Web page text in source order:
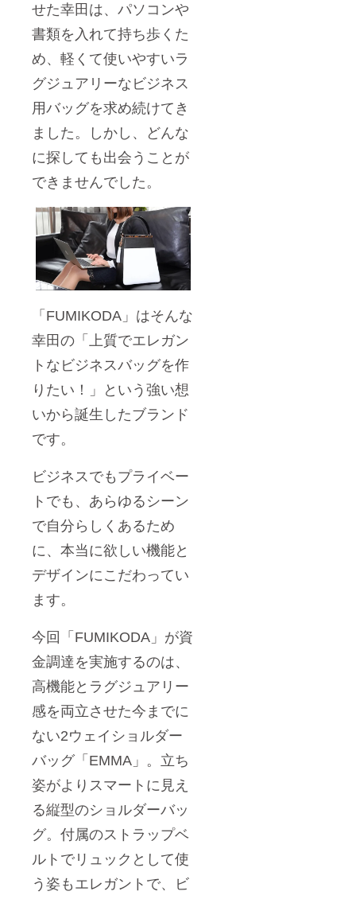
せた幸田は、パソコンや
書類を入れて持ち歩くた
め、軽くて使いやすいラ
グジュアリーなビジネス
用バッグを求め続けてき
ました。しかし、どんな
に探しても出会うことが
できませんでした。
「FUMIKODA」はそんな
幸田の「上質でエレガン
トなビジネスバッグを作
りたい！」という強い想
いから誕生したブランド
です。
ビジネスでもプライベー
トでも、あらゆるシーン
で自分らしくあるため
に、本当に欲しい機能と
デザインにこだわってい
ます。
今回「FUMIKODA」が資
金調達を実施するのは、
高機能とラグジュアリー
感を両立させた今までに
ない2ウェイショルダー
バッグ「EMMA」。立ち
姿がよりスマートに見え
る縦型のショルダーバッ
グ。付属のストラップベ
ルトでリュックとして使
う姿もエレガントで、ビ